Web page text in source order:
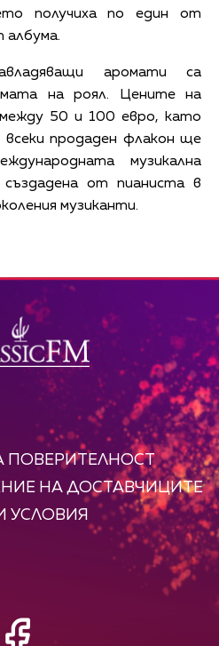
получиха по един от
албума.
аромати са
на роял. Цените на
50 и 100 евро, като
продаден флакон ще
музикална
от пианиста в
музиканти.
ПОВЕРИТЕЛНОСТ
НА ДОСТАВЧИЦИТЕ
УСЛОВИЯ